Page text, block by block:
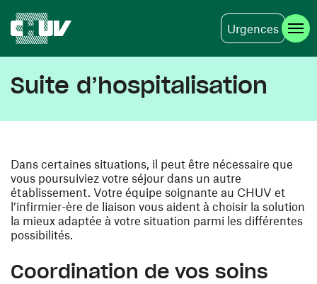
Urgences
Suite d’hospitalisation
Dans certaines situations, il peut être nécessaire que
vous poursuiviez votre séjour dans un autre
établissement. Votre équipe soignante au CHUV et
l’infirmier-ère de liaison vous aident à choisir la solution
la mieux adaptée à votre situation parmi les différentes
possibilités.
Coordination de vos soins